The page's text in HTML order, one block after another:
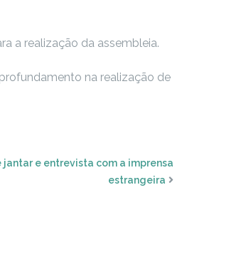
a realização da assembleia.
na realização de
e entrevista com a imprensa
estrangeira